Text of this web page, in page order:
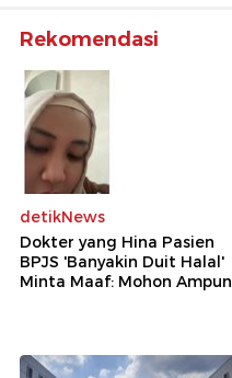
Rekomendasi
detikNews
Dokter yang Hina Pasien
BPJS 'Banyakin Duit Halal'
Minta Maaf: Mohon Ampun